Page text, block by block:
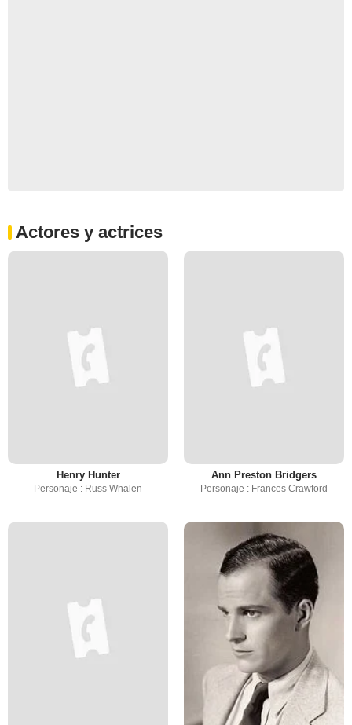
Actores y actrices
Henry Hunter
Personaje : Russ Whalen
Ann Preston Bridgers
Personaje : Frances Crawford